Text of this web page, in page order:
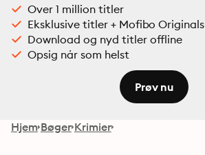
Over 1 million titler
Eksklusive titler + Mofibo Originals
Download og nyd titler offline
Opsig når som helst
Prøv nu
Hjem Bøger Krimier